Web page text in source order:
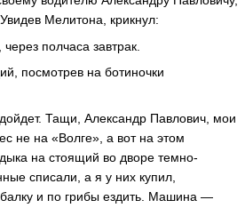
Мелитона, крикнул:
полчаса завтрак.
посмотрев на ботиночки
Тащи, Александр Павлович, мои
не на «Волге», а вот на этом
на стоящий во дворе темно-
списали, а я у них купил,
и по грибы ездить. Машина —